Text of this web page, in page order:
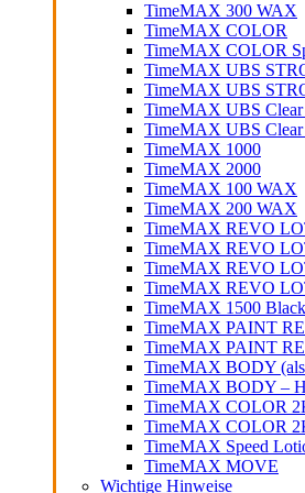
TimeMAX 300 WAX
TimeMAX COLOR
TimeMAX COLOR
TimeMAX UBS
TimeMAX UBS
TimeMAX UBS
TimeMAX UBS Clear
TimeMAX 1000
TimeMAX 2000
TimeMAX 100 WAX
TimeMAX 200 WAX
TimeMAX REVO
TimeMAX REVO
TimeMAX REVO
TimeMAX REVO
TimeMAX 1500
TimeMAX PAINT
TimeMAX PAINT
TimeMAX BODY
TimeMAX BODY –
TimeMAX COLOR
TimeMAX COLOR
TimeMAX Speed
TimeMAX MOVE
Wichtige Hinweise